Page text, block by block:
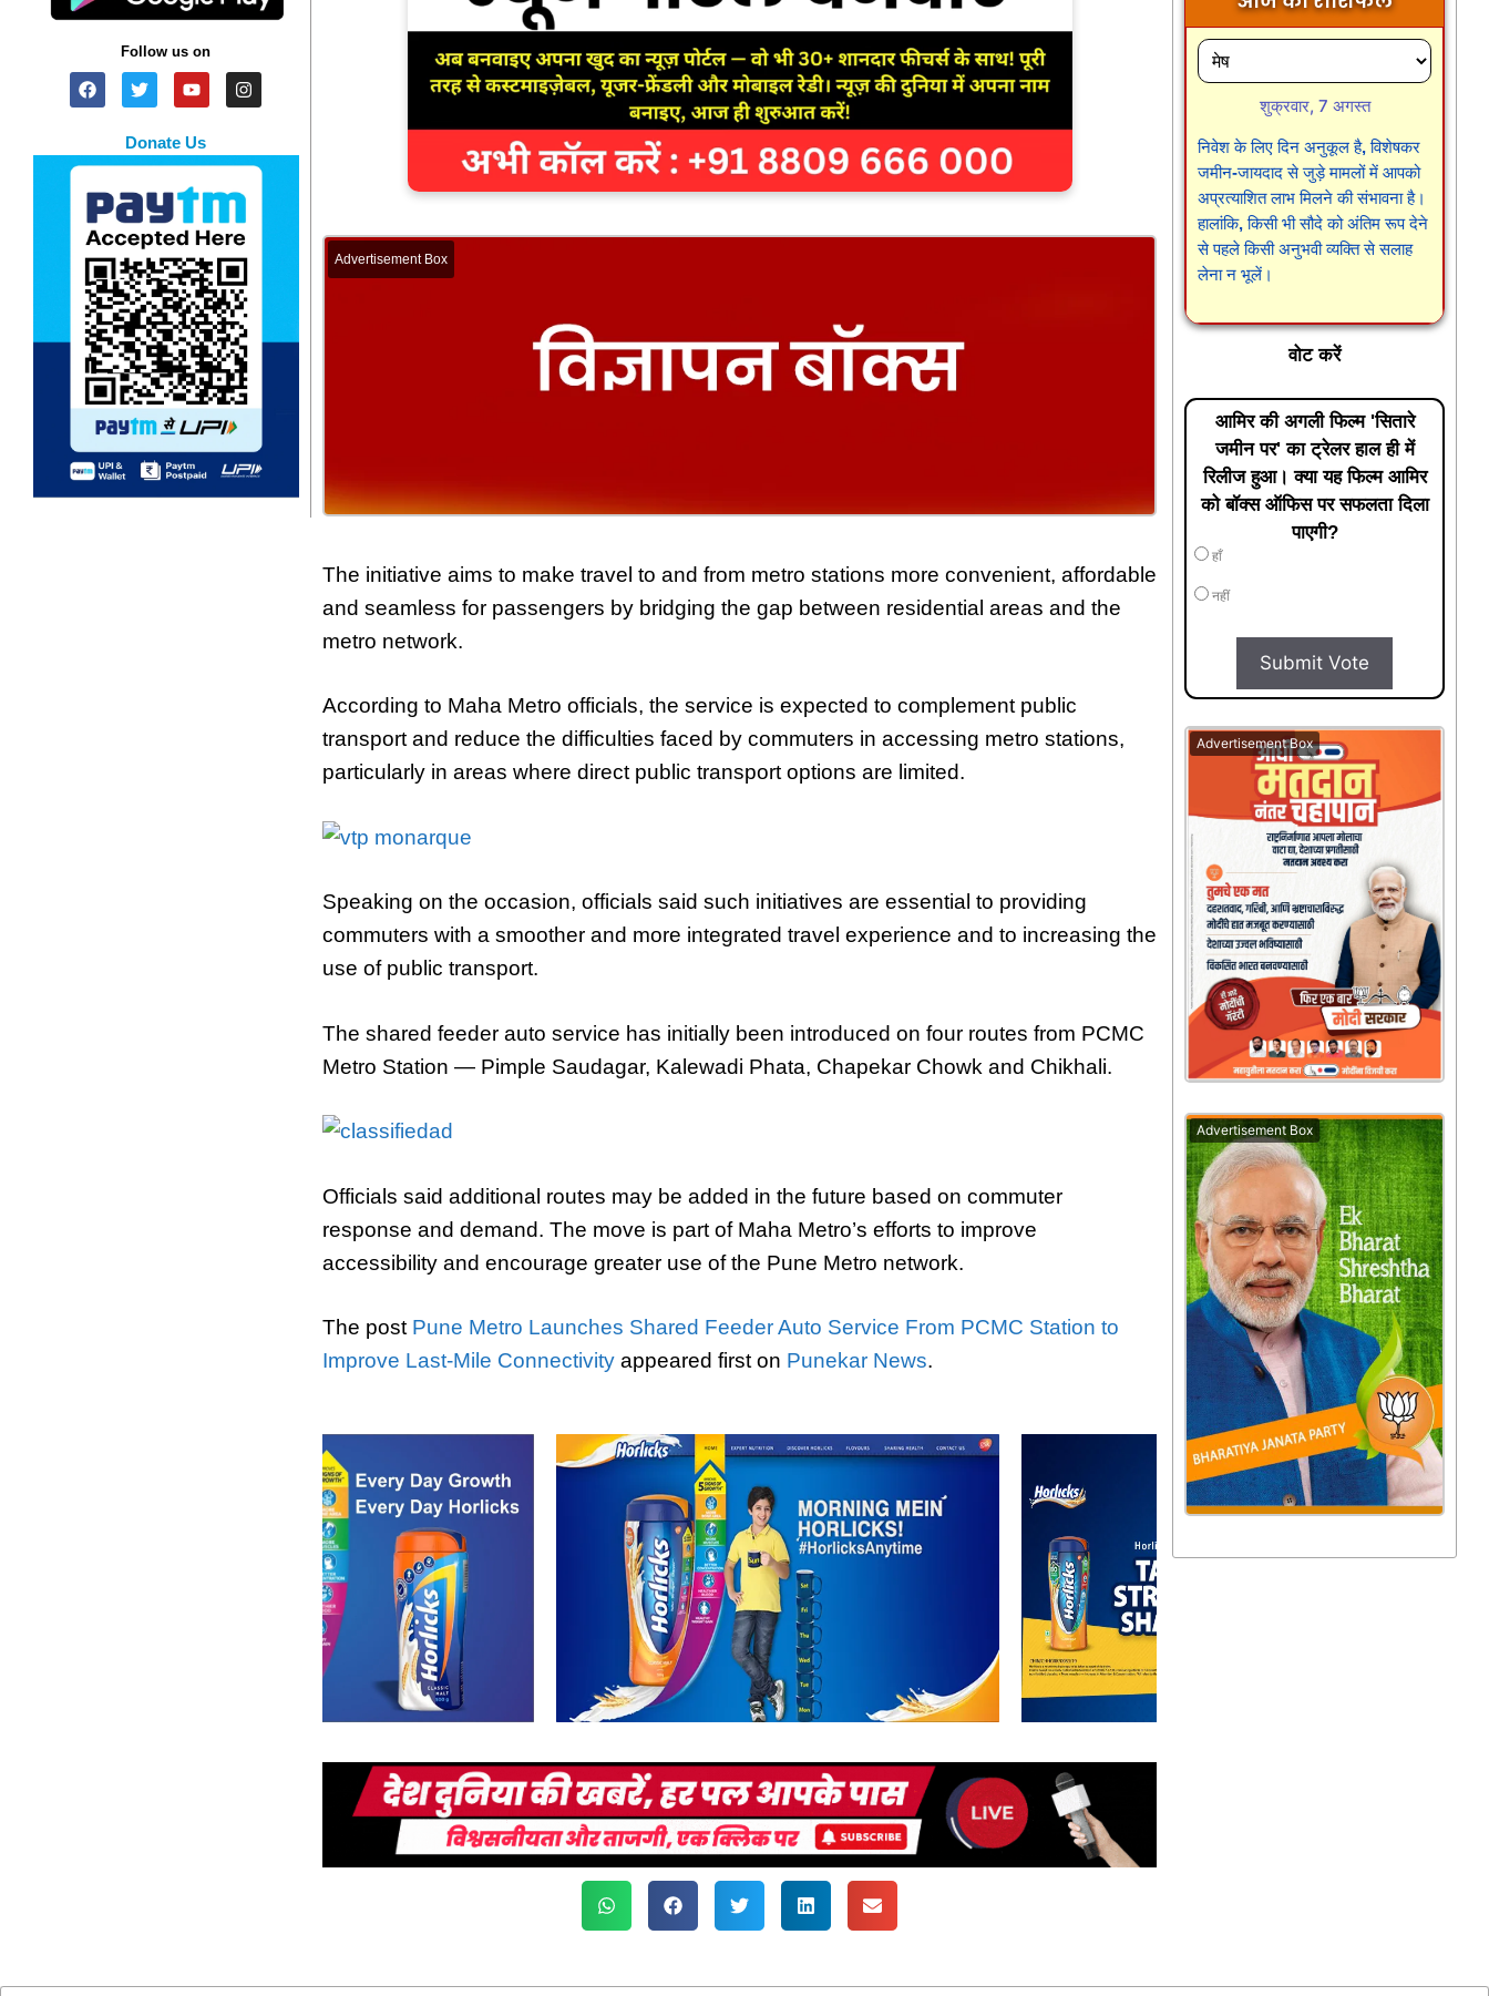
Follow us on
Donate Us
Advertisement Box
The initiative aims to make travel to and from metro stations more convenient, affordable
and seamless for passengers by bridging the gap between residential areas and the
metro network.
According to Maha Metro officials, the service is expected to complement public
transport and reduce the difficulties faced by commuters in accessing metro stations,
particularly in areas where direct public transport options are limited.
Speaking on the occasion, officials said such initiatives are essential to providing
commuters with a smoother and more integrated travel experience and to increasing the
use of public transport.
The shared feeder auto service has initially been introduced on four routes from PCMC
Metro Station — Pimple Saudagar, Kalewadi Phata, Chapekar Chowk and Chikhali.
Officials said additional routes may be added in the future based on commuter
response and demand. The move is part of Maha Metro’s efforts to improve
accessibility and encourage greater use of the Pune Metro network.
The post Pune Metro Launches Shared Feeder Auto Service From PCMC Station to
Improve Last-Mile Connectivityappeared first on Punekar News.
शुक्रवार, 7 अगस्त
निवेश के लिए दिन अनुकूल है, विशेषकर
जमीन-जायदाद से जुड़े मामलों में आपको
अप्रत्याशित लाभ मिलने की संभावना है।
हालांकि, किसी भी सौदे को अंतिम रूप देने
से पहले किसी अनुभवी व्यक्ति से सलाह
लेना न भूलें।
वोट करें
आमिर की अगली फिल्म 'सितारे
जमीन पर' का ट्रेलर हाल ही में
रिलीज हुआ। क्या यह फिल्म आमिर
को बॉक्स ऑफिस पर सफलता दिला
पाएगी?
हाँ
नहीं
Submit Vote
Advertisement Box
Advertisement Box